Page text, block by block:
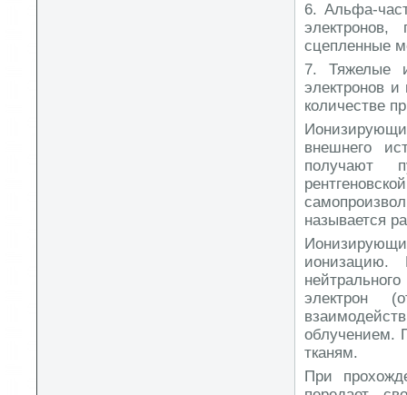
6. Альфа-
сцепленные
7. Тяжелые
электронов
количестве
внешнего
получают
называется
ионизацию.
электрон
облучением.
тканям.
При